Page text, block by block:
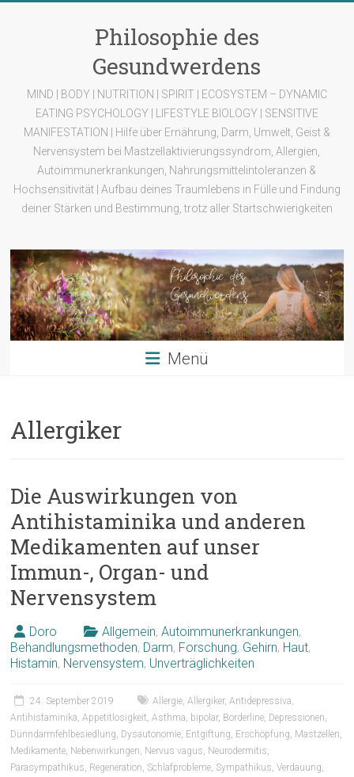
Philosophie des
Gesundwerdens
MIND | BODY | NUTRITION | SPIRIT | ECOSYSTEM – DYNAMIC
EATING PSYCHOLOGY | LIFESTYLE BIOLOGY | SENSITIVE
MANIFESTATION | Hilfe über Ernährung, Darm, Umwelt, Geist &
Nervensystem bei Mastzellaktivierungssyndrom, Allergien,
Autoimmunerkrankungen, Nahrungsmittelintoleranzen &
Hochsensitivität | Aufbau deines Traumlebens in Fülle und Findung
deiner Stärken und Bestimmung, trotz aller Startschwierigkeiten
Menü
Allergiker
Die Auswirkungen von
Antihistaminika und anderen
Medikamenten auf unser
Immun-, Organ- und
Nervensystem
Doro Allgemein,Autoimmunerkrankungen,
Behandlungsmethoden, Darm, Forschung, Gehirn, Haut,
Histamin, Nervensystem, Unverträglichkeiten
24. September 2019 Allergie,Allergiker,Antidepressiva,
Antihistaminika,Appetitlosigkeit,Asthma, bipolar, Borderline, Depressionen,
Dünndarmfehlbesiedlung, Dysautonomie, Entgiftung, Erschöpfung, Mastzellen,
Medikamente, Nebenwirkungen, Nervus vagus, Neurodermitis,
Parasympathikus, Regeneration, Schlafprobleme, Sympathikus,Verdauung,